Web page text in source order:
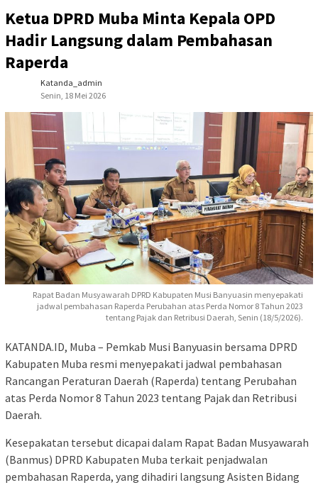
Ketua DPRD Muba Minta Kepala OPD
Hadir Langsung dalam Pembahasan
Raperda
Katanda_admin
Senin, 18 Mei 2026
Rapat Badan Musyawarah DPRD Kabupaten Musi Banyuasin menyepakati
jadwal pembahasan Raperda Perubahan atas Perda Nomor 8 Tahun 2023
tentang Pajak dan Retribusi Daerah, Senin (18/5/2026).
KATANDA.ID, Muba – Pemkab Musi Banyuasin bersama DPRD
Kabupaten Muba resmi menyepakati jadwal pembahasan
Rancangan Peraturan Daerah (Raperda) tentang Perubahan
atas Perda Nomor 8 Tahun 2023 tentang Pajak dan Retribusi
Daerah.
Kesepakatan tersebut dicapai dalam Rapat Badan Musyawarah
(Banmus) DPRD Kabupaten Muba terkait penjadwalan
pembahasan Raperda, yang dihadiri langsung Asisten Bidang